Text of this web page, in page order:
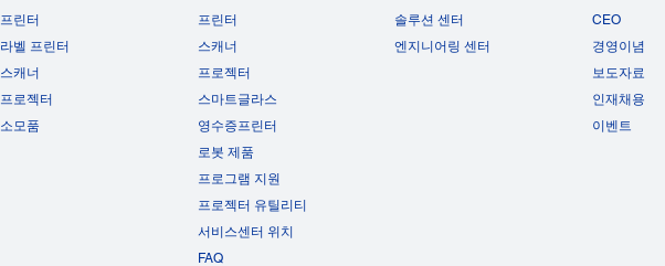
프린터
라벨 프린터
스캐너
프로젝터
소모품
프린터
스캐너
프로젝터
스마트글라스
영수증프린터
로봇 제품
프로그램 지원
프로젝터 유틸리티
서비스센터 위치
FAQ
솔루션 센터
엔지니어링 센터
CEO
경영이념
보도자료
인재채용
이벤트